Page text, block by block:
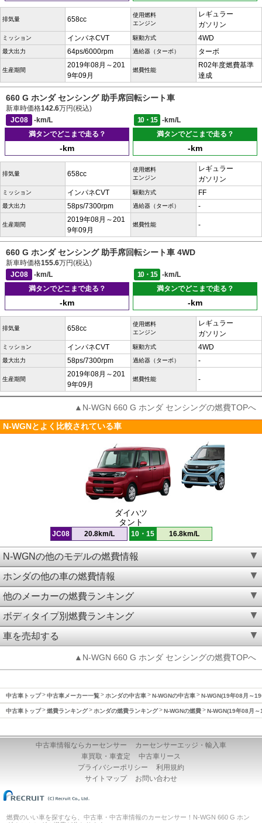
排気量 658cc
使用燃料
エンジン
レギュラー
ガソリン
ミッション インパネCVT 駆動方式 4WD
最大出力 64ps/6000rpm 過給器（ターボ） ターボ
生産期間
2019年08月～201
9年09月
燃費性能
R02年度燃費基準
達成
660 G ホンダ センシング 助手席回転シート車
新車時価格142.6万円(税込)
JC08
-km/L 10・15
-km/L
満タンでどこまで走る？
-km
満タンでどこまで走る？
-km
排気量 658cc
使用燃料
エンジン
レギュラー
ガソリン
ミッション インパネCVT 駆動方式 FF
最大出力 58ps/7300rpm 過給器（ターボ） -
生産期間
2019年08月～201
9年09月
燃費性能 -
660 G ホンダ センシング 助手席回転シート車 4WD
新車時価格155.6万円(税込)
JC08
-km/L 10・15
-km/L
満タンでどこまで走る？
-km
満タンでどこまで走る？
-km
排気量 658cc
使用燃料
エンジン
レギュラー
ガソリン
ミッション インパネCVT 駆動方式 4WD
最大出力 58ps/7300rpm 過給器（ターボ） -
生産期間
2019年08月～201
9年09月
燃費性能 -
▲N-WGN 660 G ホンダ センシングの燃費TOPへ
N-WGNとよく比較されている車
ダイハツ
タント
JC08 20.8km/L 10・15 16.8km/L
N-WGNの他のモデルの燃費情報
ホンダの他の車の燃費情報
他のメーカーの燃費ランキング
ボディタイプ別燃費ランキング
車を売却する
▲N-WGN 660 G ホンダ センシングの燃費TOPへ
中古車トップ 中古車メーカー一覧 ホンダの中古車 N-WGNの中古車 N-WGN(19年08月～
中古車トップ 燃費ランキング ホンダの燃費ランキング N-WGNの燃費 N-WGN(19年08月
中古車情報ならカーセンサー
カーセンサーエッジ・輸入車
車買取・車査定
中古車リース
プライバシーポリシー
利用規約
サイトマップ
お問い合わせ
燃費のいい車を探すなら、中古車・中古車情報のカーセンサー！N-WGN 660 G ホン